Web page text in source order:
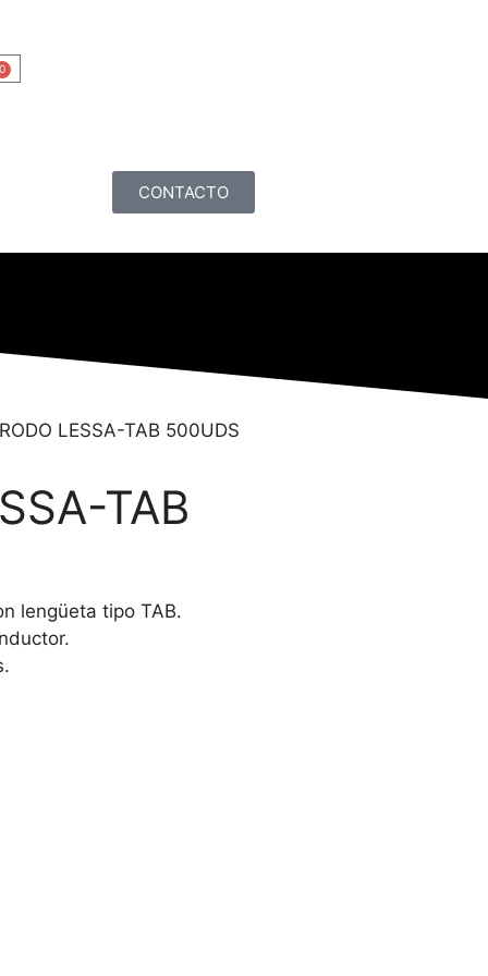
0
CONTACTO
LESSA-TAB 500UDS
TAB
lengüeta tipo TAB.